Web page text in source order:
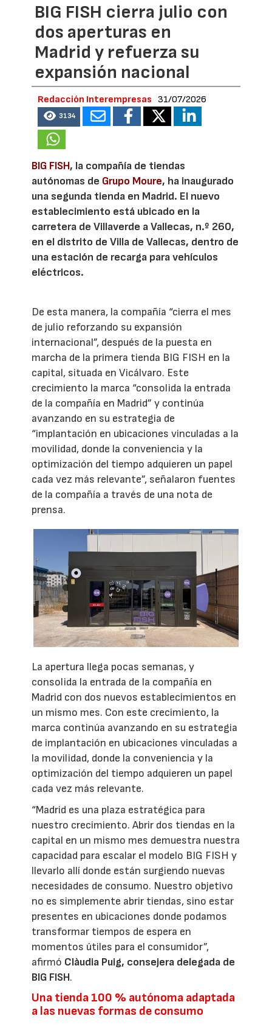
BIG FISH cierra julio con
dos aperturas en
Madrid y refuerza su
expansión nacional
Redacción Interempresas 31/07/2026
3134
BIG FISH, la compañía de tiendas
autónomas de Grupo Moure, ha inaugurado
una segunda tienda en Madrid. El nuevo
establecimiento está ubicado en la
carretera de Villaverde a Vallecas, n.º 260,
en el distrito de Villa de Vallecas, dentro de
una estación de recarga para vehículos
eléctricos.
De esta manera, la compañía “cierra el mes
de julio reforzando su expansión
internacional”, después de la puesta en
marcha de la primera tienda BIG FISH en la
capital, situada en Vicálvaro. Este
crecimiento la marca “consolida la entrada
de la compañía en Madrid” y continúa
avanzando en su estrategia de
“implantación en ubicaciones vinculadas a la
movilidad, donde la conveniencia y la
optimización del tiempo adquieren un papel
cada vez más relevante”, señalaron fuentes
de la compañía a través de una nota de
prensa.
La apertura llega pocas semanas, y
consolida la entrada de la compañía en
Madrid con dos nuevos establecimientos en
un mismo mes. Con este crecimiento, la
marca continúa avanzando en su estrategia
de implantación en ubicaciones vinculadas a
la movilidad, donde la conveniencia y la
optimización del tiempo adquieren un papel
cada vez más relevante.
“Madrid es una plaza estratégica para
nuestro crecimiento. Abrir dos tiendas en la
capital en un mismo mes demuestra nuestra
capacidad para escalar el modelo BIG FISH y
llevarlo allí donde están surgiendo nuevas
necesidades de consumo. Nuestro objetivo
no es simplemente abrir tiendas, sino estar
presentes en ubicaciones donde podamos
transformar tiempos de espera en
momentos útiles para el consumidor”,
afirmó Clàudia Puig, consejera delegada de
BIG FISH.
Una tienda 100 % autónoma adaptada
a las nuevas formas de consumo